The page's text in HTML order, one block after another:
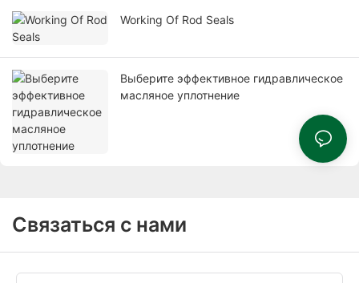
Working Of Rod Seals
Выберите эффективное гидравлическое
масляное уплотнение
Связаться с нами